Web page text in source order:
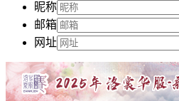
昵称
邮箱
网址